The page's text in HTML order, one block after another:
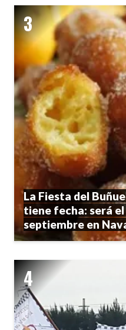
La Fiesta del
tiene fecha: será el
septiembre en